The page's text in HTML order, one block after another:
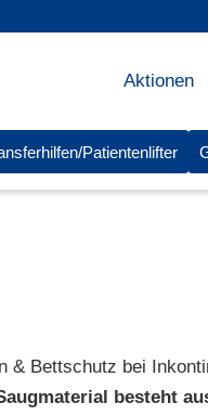
Patientenlifter
Aktionen
& Bettschutz bei
besteht